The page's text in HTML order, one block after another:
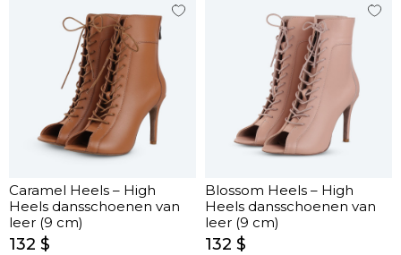
Caramel Heels – High
Heels dansschoenen van
leer (9 cm)
132 $
Blossom Heels – High
Heels dansschoenen van
leer (9 cm)
132 $